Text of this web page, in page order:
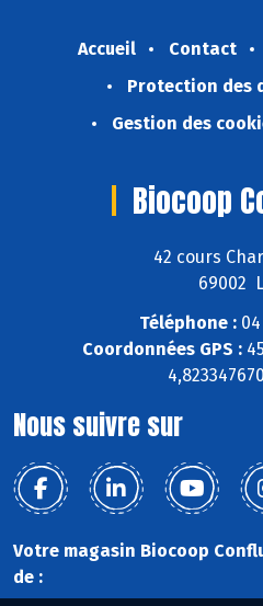
Accueil Contact
Protection des
Gestion des
Biocoop
42 cours
69002
Téléphone :04
Coordonnées GPS :
Nous suivre sur
Votre magasin Biocoop
de :